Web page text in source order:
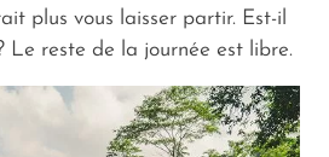
plus vous laisser partir. Est-il
Le reste de la journée est libre.